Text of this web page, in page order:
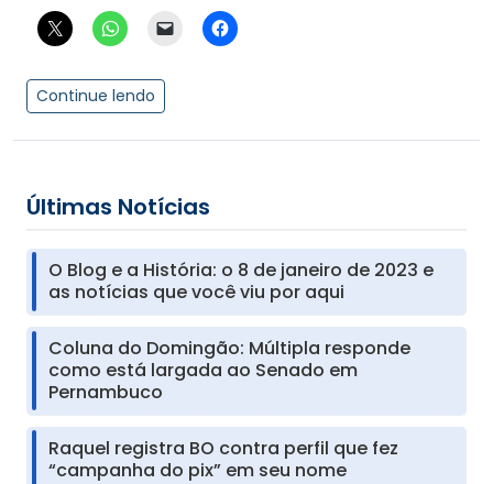
Continue lendo
Últimas Notícias
O Blog e a História: o 8 de janeiro de 2023 e
as notícias que você viu por aqui
Coluna do Domingão: Múltipla responde
como está largada ao Senado em
Pernambuco
Raquel registra BO contra perfil que fez
“campanha do pix” em seu nome